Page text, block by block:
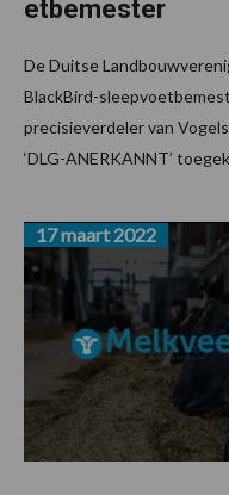
etbemester
De Duitse
BlackBird-
precisieverdeler van
‘DLG-ANERKANNT’
17 maart 2022